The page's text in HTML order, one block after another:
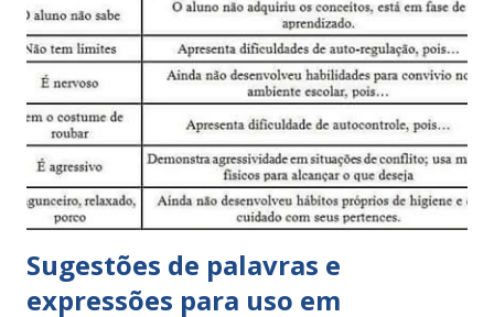
Sugestões de palavras e
expressões para uso em